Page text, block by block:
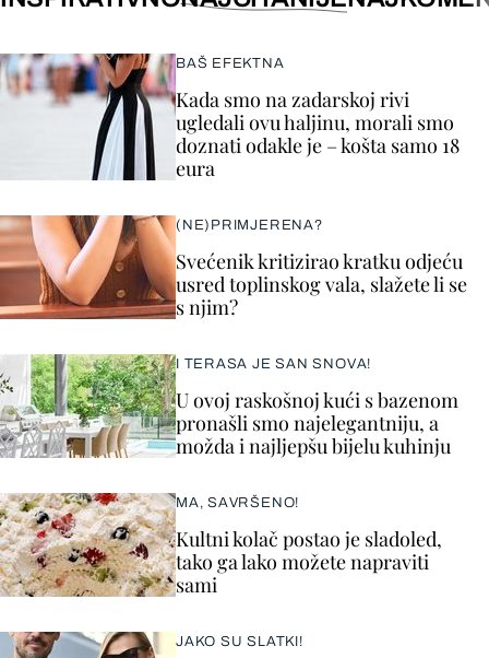
BAŠ EFEKTNA
Kada smo na zadarskoj rivi
ugledali ovu haljinu, morali smo
doznati odakle je – košta samo 18
eura
(NE)PRIMJERENA?
Svećenik kritizirao kratku odjeću
usred toplinskog vala, slažete li se
s njim?
I TERASA JE SAN SNOVA!
U ovoj raskošnoj kući s bazenom
pronašli smo najelegantniju, a
možda i najljepšu bijelu kuhinju
MA, SAVRŠENO!
Kultni kolač postao je sladoled,
tako ga lako možete napraviti
sami
JAKO SU SLATKI!